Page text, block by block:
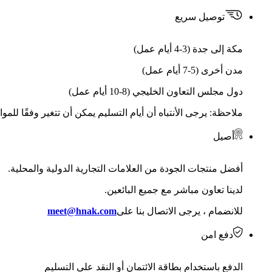
توصيل سريع
مكة إلى جدة (3-4 أيام عمل)
مدن أخرى (5-7 أيام عمل)
دول مجلس التعاون الخليجي (8-10 أيام عمل)
ملاحظة: يرجى الأنتباه أن أيام التسليم يمكن أن تتغير وفقًا
أصيل
أفضل منتجات الجودة من العلامات التجارية الدولية والمحلية.
لدينا تعاون مباشر مع جميع البائعين.
للانضمام ، يرجى الاتصال بنا علىmeet@hnak.com
دفع امن
الدفع باستخدام بطاقة الائتمان أو النقد على التسليم